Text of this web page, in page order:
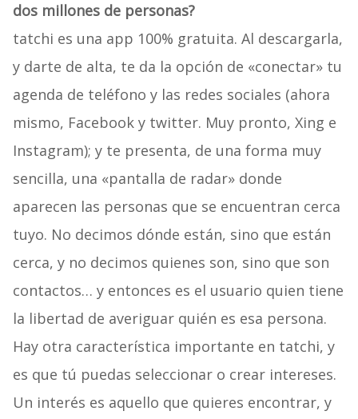
dos millones de personas?
tatchi es una app 100% gratuita. Al descargarla,
y darte de alta, te da la opción de «conectar» tu
agenda de teléfono y las redes sociales (ahora
mismo, Facebook y twitter. Muy pronto, Xing e
Instagram); y te presenta, de una forma muy
sencilla, una «pantalla de radar» donde
aparecen las personas que se encuentran cerca
tuyo. No decimos dónde están, sino que están
cerca, y no decimos quienes son, sino que son
contactos… y entonces es el usuario quien tiene
la libertad de averiguar quién es esa persona.
Hay otra característica importante en tatchi, y
es que tú puedas seleccionar o crear intereses.
Un interés es aquello que quieres encontrar, y